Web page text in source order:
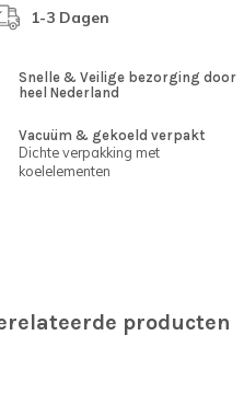
1-3 Dagen
Snelle & Veilige bezorging door
heel Nederland
Vacuüm & gekoeld verpakt
Dichte verpakking met
koelelementen
producten